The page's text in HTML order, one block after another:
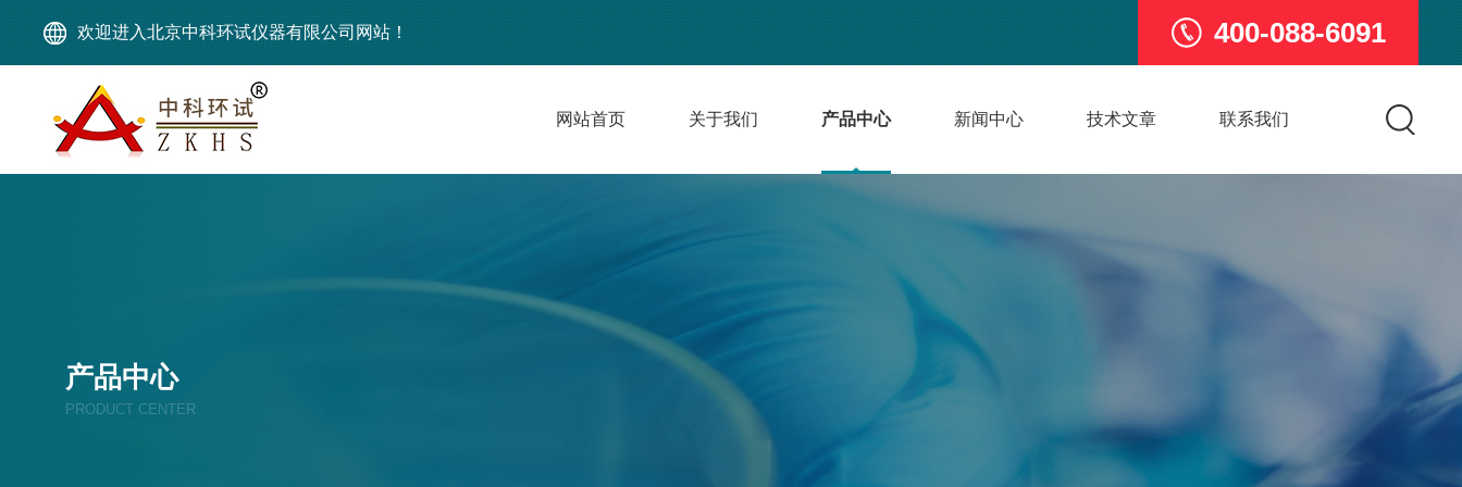
欢迎进入北京中科环试仪器有限公司网站！ 400-088-6091
网站首页 关于我们 产品中心 新闻中心 技术文章 联系我们
产品中心
PRODUCT CENTER